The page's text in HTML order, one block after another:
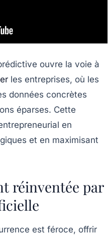
ouvre la voie à
les entreprises, où les
données concrètes
éparses. Cette
en
et en maximisant
réinventée par
est féroce, offrir